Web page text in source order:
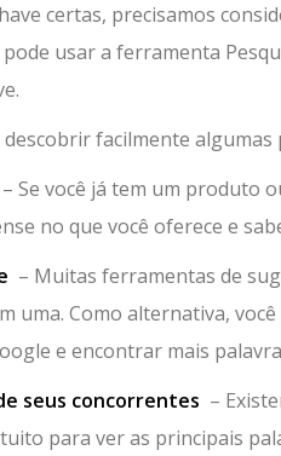
certas, precisamos
usar a ferramenta
descobrir facilmente
– Se você já tem um produto
no que você oferece e
– Muitas ferramentas de
uma. Como alternativa,
e encontrar mais
seus concorrentes –
para ver as principais